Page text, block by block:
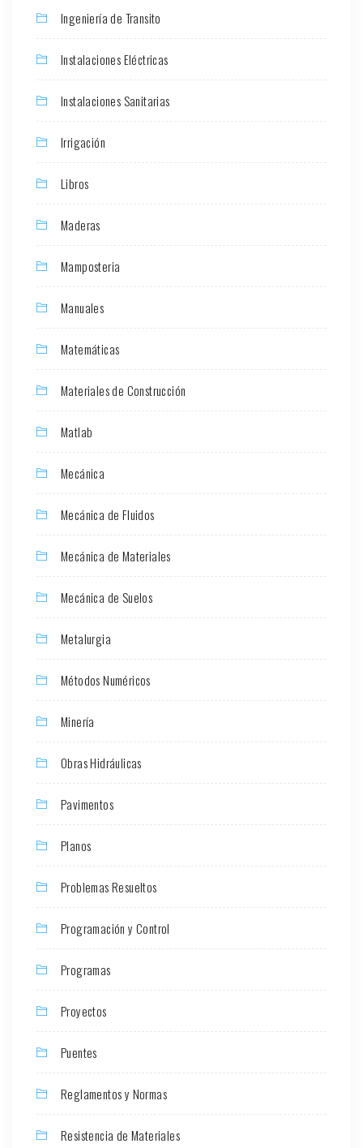
Ingeniería de Transito
Instalaciones Eléctricas
Instalaciones Sanitarias
Irrigación
Libros
Maderas
Mamposteria
Manuales
Matemáticas
Materiales de Construcción
Matlab
Mecánica
Mecánica de Fluidos
Mecánica de Materiales
Mecánica de Suelos
Metalurgia
Métodos Numéricos
Minería
Obras Hidráulicas
Pavimentos
Planos
Problemas Resueltos
Programación y Control
Programas
Proyectos
Puentes
Reglamentos y Normas
Resistencia de Materiales